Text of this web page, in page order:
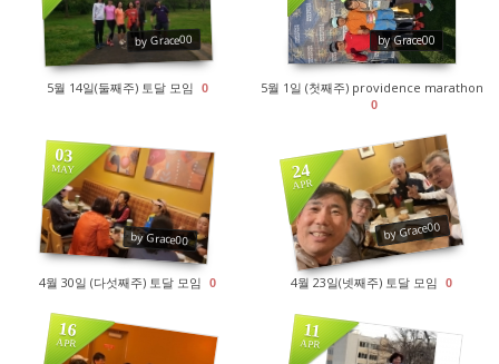
by Grace00
1770
5월 14일(둘째주) 토달 모임 0
by Grace00
1583
5월 1일 (첫째주) providence marathon
0
03
MAY
by Grace00
1655
4월 30일 (다섯째주) 토달 모임 0
24
APR
by Grace00
1561
4월 23일(넷째주) 토달 모임 0
16
APR
11
APR